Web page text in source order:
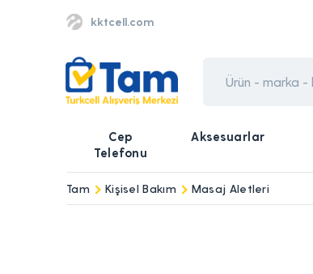
kktcell.com
Cep
Telefonu
Aksesuarlar
Tam Kişisel Bakım Masaj Aletleri